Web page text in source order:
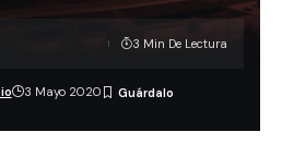
3 Mayo 2020
3 Min De Lectura